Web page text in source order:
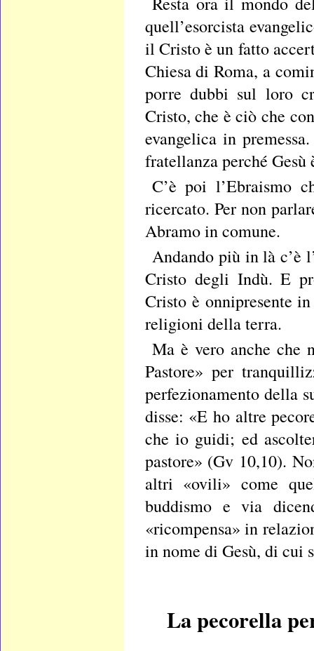
quell’esorcista
il Cristo è un fatto
Chiesa di Roma, a
porre dubbi sul loro
Cristo, che è ciò che
evangelica in
fratellanza perché
C’è poi l’Ebraismo
ricercato. Per non
Abramo in comune.
Andando più in là c’è
Cristo degli Indù. E
Cristo è onnipresente
religioni della terra.
Ma è vero anche che
Pastore» per
perfezionamento della
disse: «E ho altre
che io guidi; ed
pastore» (Gv 10,10).
altri «ovili» come
buddismo e via
«ricompensa» in
in nome di Gesù, di cui
La pecorella